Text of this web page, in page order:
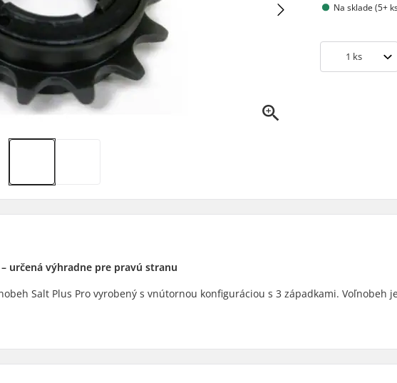
Na sklade (5+
1 ks
určená výhradne pre pravú stranu
Salt Plus Pro vyrobený s vnútornou konfiguráciou s 3 západkami. Voľnobeh